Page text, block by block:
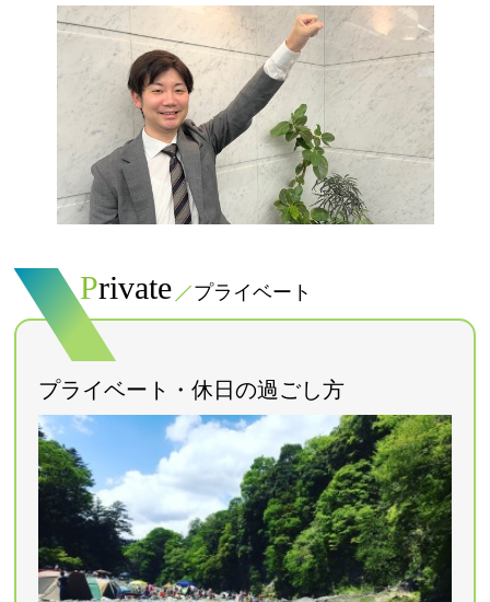
Private プライベート
プライベート・休日の過ごし方